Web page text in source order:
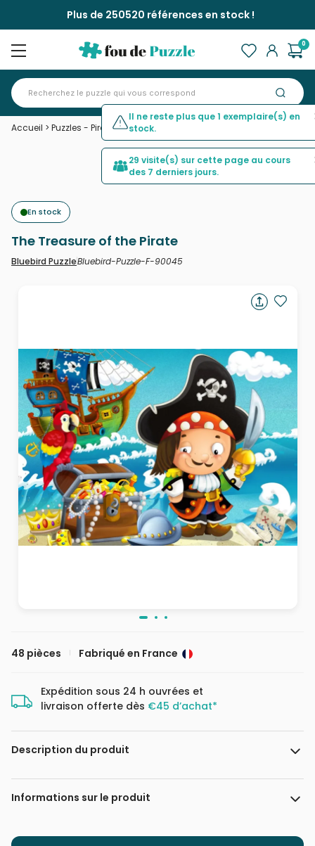
Plus de 250520 références en stock !
0
Accueil > Puzzles - Pirates et Vikings
En stock
The Treasure of the Pirate
Bluebird PuzzleBluebird-Puzzle-F-90045
48 pièces Fabriqué en France
Expédition sous 24 h ouvrées et
livraison offerte dès €45 d’achat*
Description du produit
Maciej Es / Shutterstock
Informations sur le produit
Marque Bluebird Puzzle
Il ne reste plus que 1 exemplaire(s) en
stock.
29 visite(s) sur cette page au cours
des 7 derniers jours.